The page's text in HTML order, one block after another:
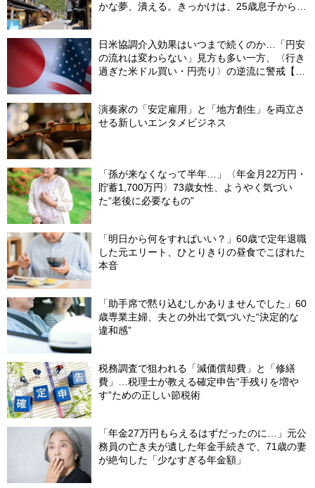
かな夢、潰える。きっかけは、25歳息子から届
日米協調介入効果はいつまで続くのか…「円安
の流れは変わらない」見方も多い一方、〈行き
過ぎた米ドル買い・円売り〉の逆流に警戒【8
演奏家の「安定雇用」と「地方創生」を両立さ
せる新しいエンタメビジネス
「孫が来なくなって半年…」〈年金月22万円・
貯蓄1,700万円〉73歳女性、ようやく気づい
た“老後に必要なもの”
「明日から何をすればいい？」60歳で定年退職
した元エリート、ひとりきりの昼食でこぼれた
本音
「助手席で黙り込むしかありませんでした」60
歳専業主婦、夫との外出で気づいた“決定的な
違和感”
税務調査で狙われる「減価償却費」と「修繕
費」…税理士が教える確定申告“手残りを増や
す”ための正しい節税術
「年金27万円もらえるはずだったのに…」元公
務員の亡き夫が遺した年金手続きで、71歳の妻
が絶句した「少なすぎる年金額」